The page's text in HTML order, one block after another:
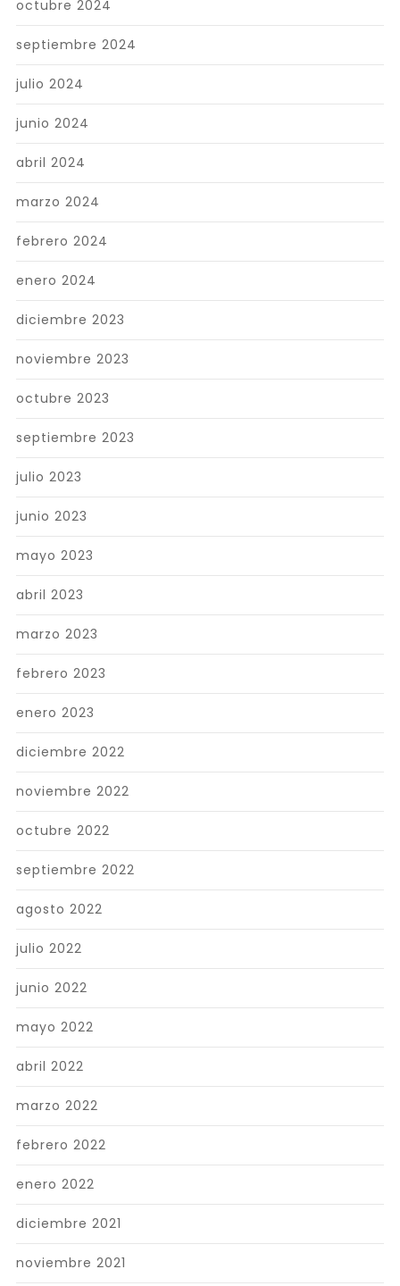
octubre 2024
septiembre 2024
julio 2024
junio 2024
abril 2024
marzo 2024
febrero 2024
enero 2024
diciembre 2023
noviembre 2023
octubre 2023
septiembre 2023
julio 2023
junio 2023
mayo 2023
abril 2023
marzo 2023
febrero 2023
enero 2023
diciembre 2022
noviembre 2022
octubre 2022
septiembre 2022
agosto 2022
julio 2022
junio 2022
mayo 2022
abril 2022
marzo 2022
febrero 2022
enero 2022
diciembre 2021
noviembre 2021